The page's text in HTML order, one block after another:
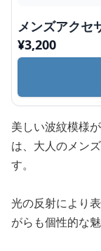
メンズアクセ
¥3,200
美しい波紋模様
は、大人のメン
す。
光の反射により
がらも個性的な